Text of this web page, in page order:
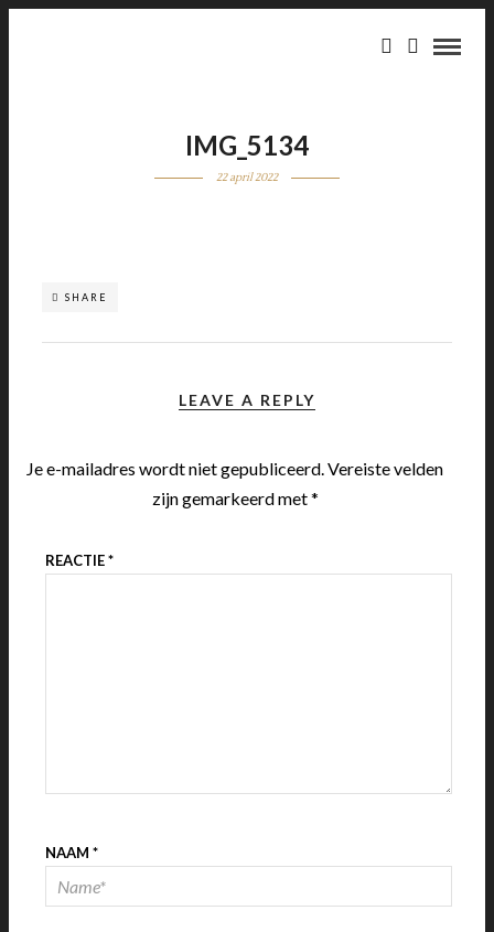
IMG_5134
22 april 2022
SHARE
LEAVE A REPLY
Je e-mailadres wordt niet gepubliceerd.Vereiste velden
zijn gemarkeerd met*
REACTIE*
NAAM *